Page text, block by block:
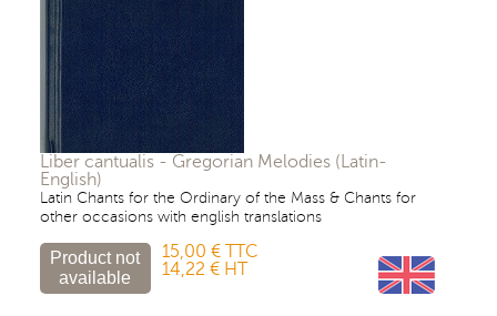
Liber cantualis - Gregorian Melodies (Latin-
English)
Latin Chants for the Ordinary of the Mass & Chants for
other occasionswith english translations
15,00 € TTC
14,22 € HT